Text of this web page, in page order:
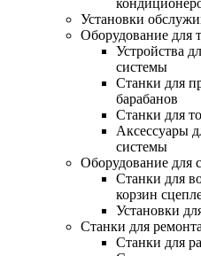
Установки
Оборудование для
Устройства
системы
Станки для
барабанов
Станки для
Аксессуары
системы
Оборудование для
Станки для
корзин
Установки
Станки для
Станки для